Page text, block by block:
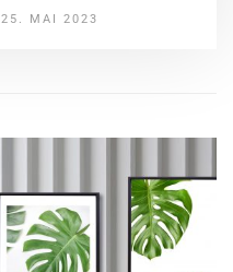
25. MAI 2023